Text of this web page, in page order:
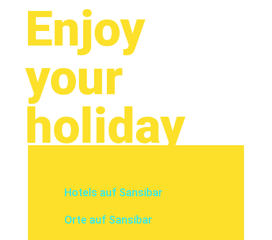
Enjoy
your
holiday
Hotels auf Sansibar
Orte auf Sansibar